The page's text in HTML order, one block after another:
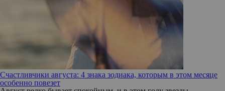
Счастливчики августа: 4 знака зодиака, которым в этом месяце
особенно повезет